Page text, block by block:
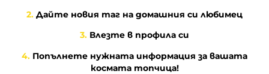
2. Дайте новия таг на домашния си любимец
3. Влезте в профила си
4. Попълнете нужната информация за вашата
космата топчица!